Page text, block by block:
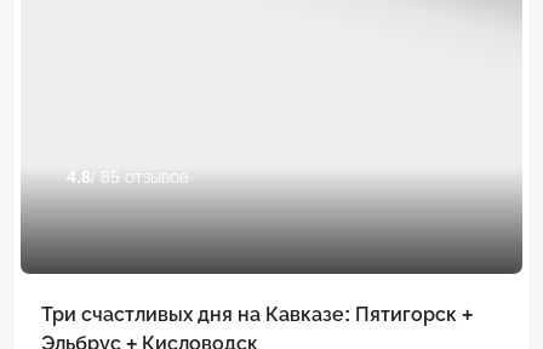
4.8/ 85 отзывов
Три счастливых дня на Кавказе: Пятигорск +
Эльбрус + Кисловодск